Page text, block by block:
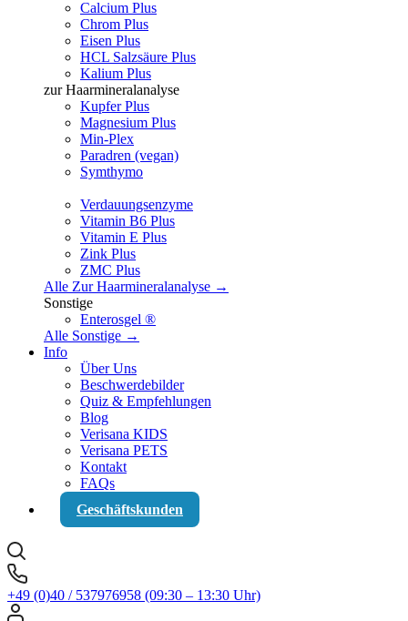
Calcium Plus
Chrom Plus
Eisen Plus
HCL Salzsäure Plus
Kalium Plus
zur Haarmineralanalyse
Kupfer Plus
Magnesium Plus
Min-Plex
Paradren (vegan)
Symthymo
Verdauungsenzyme
Vitamin B6 Plus
Vitamin E Plus
Zink Plus
ZMC Plus
Alle Zur Haarmineralanalyse →
Sonstige
Enterosgel ®
Alle Sonstige →
Info
Über Uns
Beschwerdebilder
Quiz & Empfehlungen
Blog
Verisana KIDS
Verisana PETS
Kontakt
FAQs
Geschäftskunden
+49 (0)40 / 537976958 (09:30 – 13:30 Uhr)